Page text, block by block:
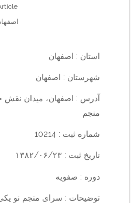
استان : اصفهان
شهرستان : اصفهان
آدرس : اصفهان، میدان نقش
منجم
شماره ثبت : 10214
تاریخ ثبت : ۱۳۸۲/۰۶/۲۳
دوره : صفویه
توضیحات : سرای منجم نو یکی